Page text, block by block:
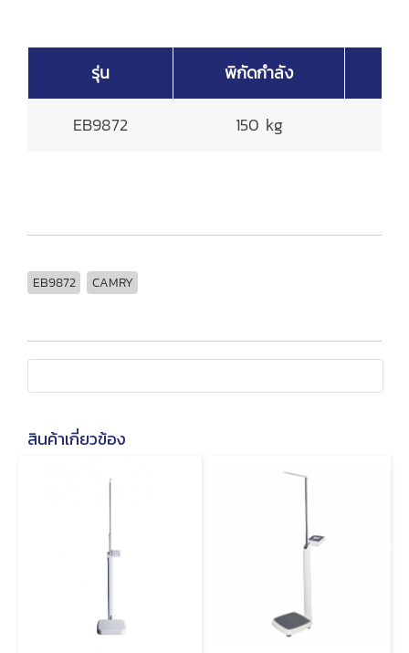
รุ่น พิกัดกำลัง
EB9872 150 kg
EB9872 CAMRY
สินค้าเกี่ยวข้อง